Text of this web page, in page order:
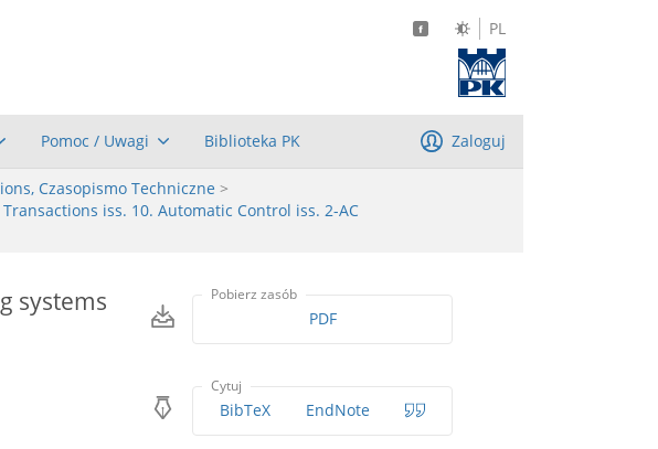
PL
Pomoc / Uwagi Biblioteka PK Zaloguj
Czasopismo Techniczne >
iss. 10. Automatic Control iss. 2-AC
systems Pobierz zasób
PDF
Cytuj
BibTeX EndNote